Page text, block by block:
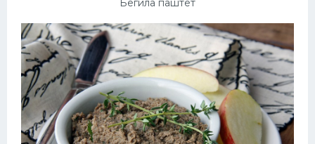
Бегила паштет